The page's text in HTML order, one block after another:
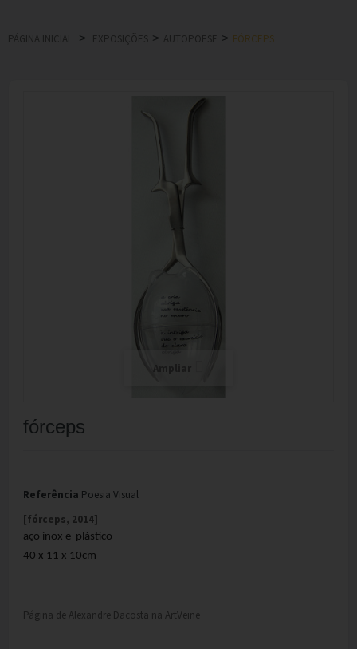
PÁGINA INICIAL > EXPOSIÇÕES > AUTOPOESE > FÓRCEPS
fórceps
Referência Poesia Visual
[fórceps, 2014]
aço inox e plástico
40 x 11 x 10cm
Página de Alexandre Dacosta na ArtVeine